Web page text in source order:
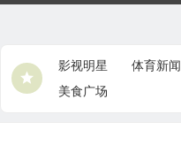
影视明星 体育新闻
美食广场